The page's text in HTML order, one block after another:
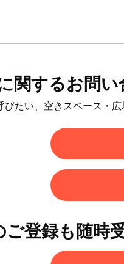
関するお問い
びたい、空きスペース・
ご登録も随時